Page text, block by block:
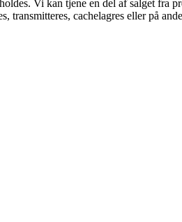
Vi kan tjene en del af salget fra
transmitteres, cachelagres eller på